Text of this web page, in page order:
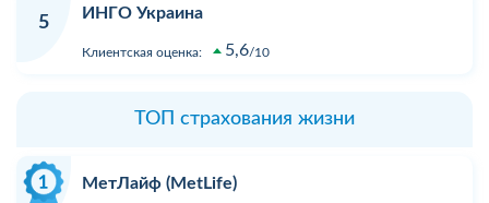
5
ИНГО Украина
Клиентская оценка: 5,6 10
ТОП страхования жизни
МетЛайф (MetLife)